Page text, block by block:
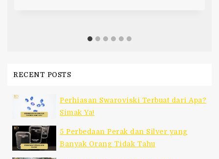
RECENT POSTS
Perhiasan Swaroviski Terbuat dari Apa?
Simak Ya!
5 Perbedaan Perak dan Silver yang
Banyak Orang Tidak Tahu